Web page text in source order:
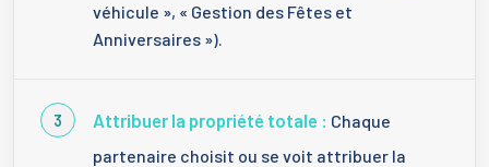
véhicule », « Gestion des Fêtes et
Anniversaires »).
Attribuer la propriété totale : Chaque
partenaire choisit ou se voit attribuer la